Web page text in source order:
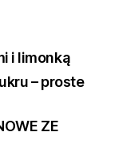
i limonką
– proste
ZE